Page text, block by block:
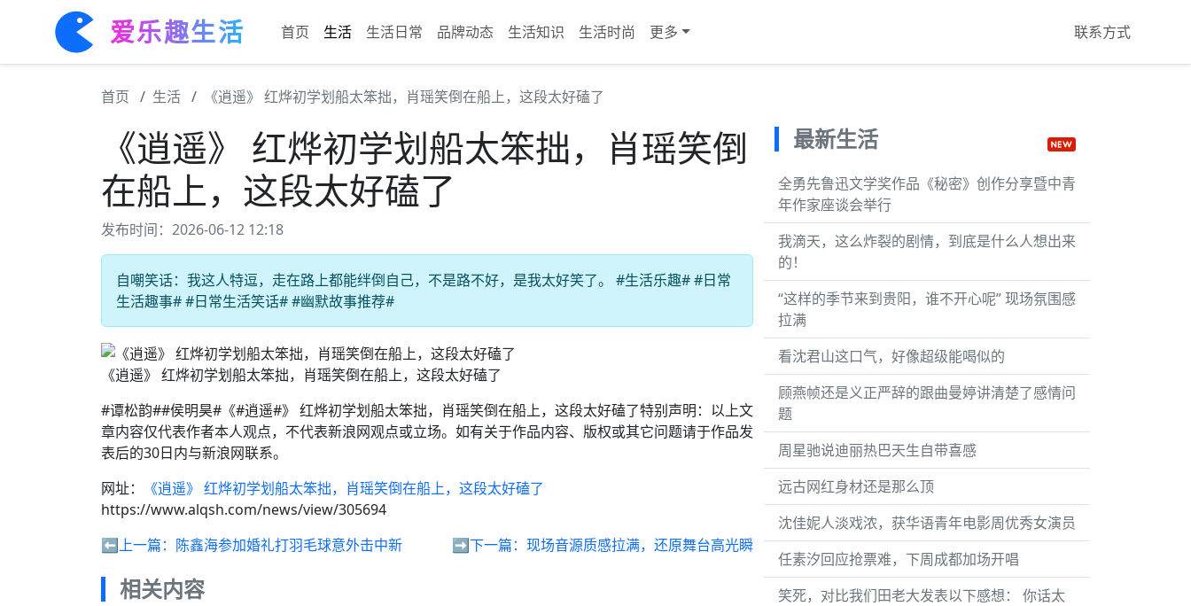
爱乐趣生活 首页 生活 生活日常 品牌动态 生活知识 生活时尚 更多 联系方式
首页 生活 《逍遥》 红烨初学划船太笨拙，肖瑶笑倒在船上，这段太好磕了
《逍遥》 红烨初学划船太笨拙，肖瑶笑倒
在船上，这段太好磕了
发布时间：2026-06-12 12:18
自嘲笑话：我这人特逗，走在路上都能绊倒自己，不是路不好，是我太好笑了。 #生活乐趣# #日常
生活趣事# #日常生活笑话# #幽默故事推荐#
《逍遥》 红烨初学划船太笨拙，肖瑶笑倒在船上，这段太好磕了
#谭松韵##侯明昊#《#逍遥#》 红烨初学划船太笨拙，肖瑶笑倒在船上，这段太好磕了特别声明：以上文
章内容仅代表作者本人观点，不代表新浪网观点或立场。如有关于作品内容、版权或其它问题请于作品发
表后的30日内与新浪网联系。
网址：
《逍遥》 红烨初学划船太笨拙，肖瑶笑倒在船上，这段太好磕了
https://www.alqsh.com/news/view/305694
⬅️上一篇： 陈鑫海参加婚礼打羽毛球意外击中新 ➡️下一篇： 现场音源质感拉满，还原舞台高光瞬
相关内容
最新生活
全勇先鲁迅文学奖作品《秘密》创作分享暨中青
年作家座谈会举行
我滴天，这么炸裂的剧情，到底是什么人想出来
的！
“这样的季节来到贵阳，谁不开心呢” 现场氛围感
拉满
看沈君山这口气，好像超级能喝似的
顾燕帧还是义正严辞的跟曲曼婷讲清楚了感情问
题
周星驰说迪丽热巴天生自带喜感
远古网红身材还是那么顶
沈佳妮人淡戏浓，获华语青年电影周优秀女演员
任素汐回应抢票难，下周成都加场开唱
笑死，对比我们田老大发表以下感想： 你话太